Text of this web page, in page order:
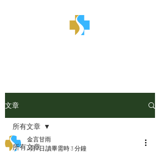
文章
所有文章
所有文章
金言甘雨
4月7日 讀畢需時 3 分鐘